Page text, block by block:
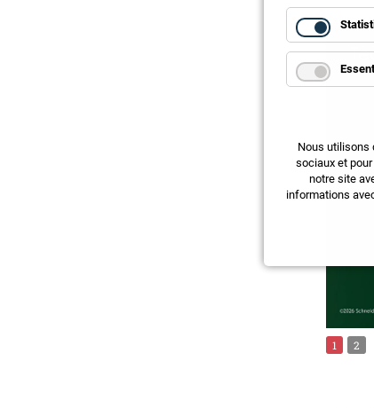
1 2
Nous utilisons
sociaux et
notre site
informations